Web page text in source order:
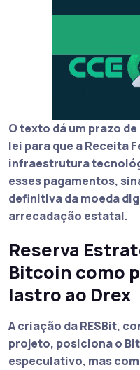
O texto dá um prazo
lei para que aReceita
infraestrutura
esses pagamentos,
definitiva da moeda
arrecadação estatal.
Reserva
Bitcoin como
lastro ao Drex
A criação da RESBit,
projeto, posiciona o
especulativo, mas